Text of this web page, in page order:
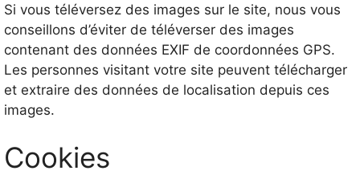
Si vous téléversez des images sur le site, nous vous
conseillons d’éviter de téléverser des images
contenant des données EXIF de coordonnées GPS.
Les personnes visitant votre site peuvent télécharger
et extraire des données de localisation depuis ces
images.
Cookies